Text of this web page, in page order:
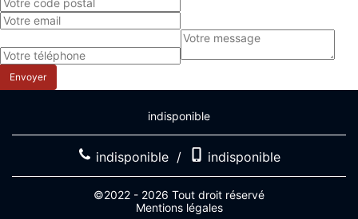
indisponible
indisponible / indisponible
©2022 - 2026 Tout droit réservé
Mentions légales